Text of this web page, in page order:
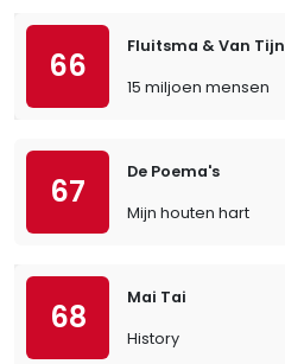
66
Fluitsma & Van Tijn
15 miljoen mensen
67
De Poema's
Mijn houten hart
68
Mai Tai
History